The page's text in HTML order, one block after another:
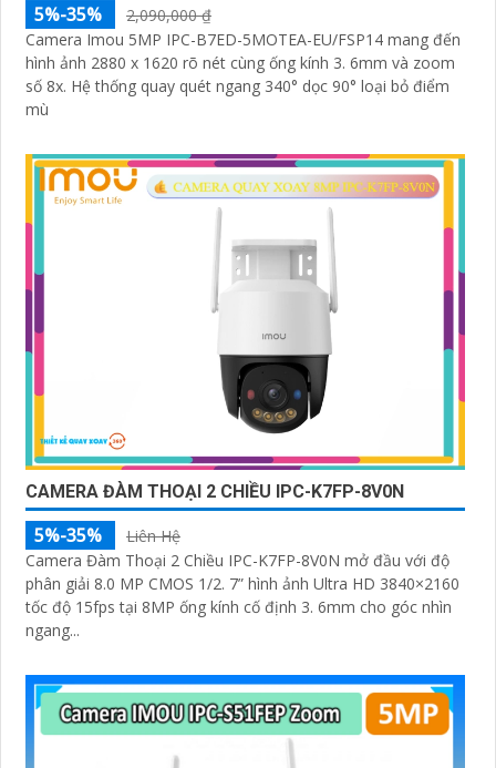
5%-35%
2,090,000 ₫
Camera Imou 5MP IPC-B7ED-5MOTEA-EU/FSP14 mang đến
hình ảnh 2880 x 1620 rõ nét cùng ống kính 3. 6mm và zoom
số 8x. Hệ thống quay quét ngang 340° dọc 90° loại bỏ điểm
mù
CAMERA ĐÀM THOẠI 2 CHIỀU IPC-K7FP-8V0N
5%-35%
Liên Hệ
Camera Đàm Thoại 2 Chiều IPC-K7FP-8V0N mở đầu với độ
phân giải 8.0 MP CMOS 1/2. 7” hình ảnh Ultra HD 3840×2160
tốc độ 15fps tại 8MP ống kính cố định 3. 6mm cho góc nhìn
ngang...